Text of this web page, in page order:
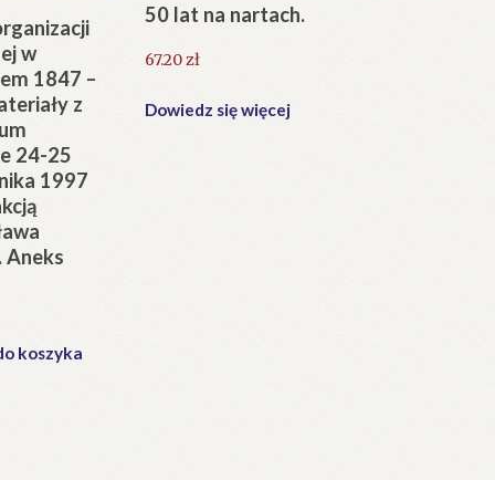
w
1847 –
z
24-25
1997
Aneks
koszyka
50 lat na nartach.
67.20zł
Dowiedz się więcej